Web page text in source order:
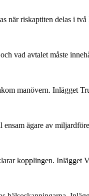
riskaptiten delas i
vad avtalet måste
manövern. Inlägget
ägare av
kopplingen.